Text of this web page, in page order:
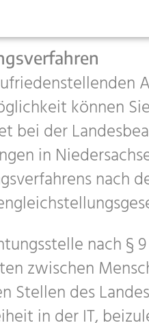
können
bei der
in
nach
nach §
zwischen
Stellen des
in der IT,